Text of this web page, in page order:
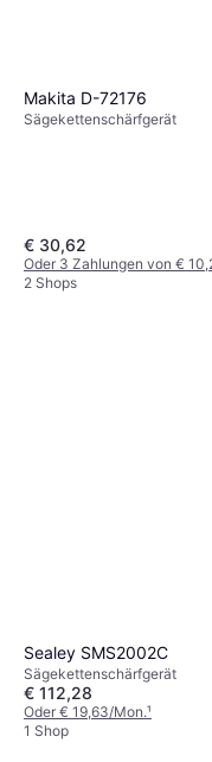
Makita D-72176
Sägekettenschärfgerät
€ 30,62
Oder 3 Zahlungen von €
2 Shops
Sealey SMS2002C
Sägekettenschärfgerät
€ 112,28
Oder € 19,63/Mon.¹
1 Shop